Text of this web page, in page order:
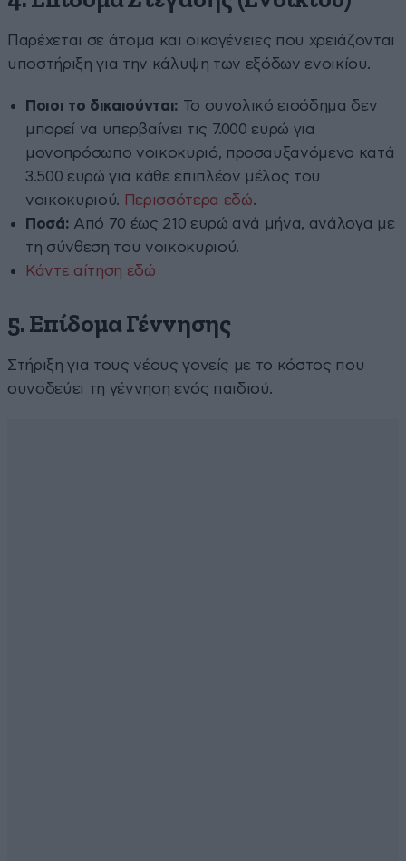
Παρέχεται σε άτομα και οικογένειες που χρειάζονται
υποστήριξη για την κάλυψη των εξόδων ενοικίου.
Ποιοι το δικαιούνται: Το συνολικό εισόδημα δεν
μπορεί να υπερβαίνει τις 7.000 ευρώ για
μονοπρόσωπο νοικοκυριό, προσαυξανόμενο κατά
3.500 ευρώ για κάθε επιπλέον μέλος του
νοικοκυριού. Περισσότερα εδώ.
Ποσά: Από 70 έως 210 ευρώ ανά μήνα, ανάλογα με
τη σύνθεση του νοικοκυριού.
Κάντε αίτηση εδώ
5. Επίδομα Γέννησης
Στήριξη για τους νέους γονείς με το κόστος που
συνοδεύει τη γέννηση ενός παιδιού.